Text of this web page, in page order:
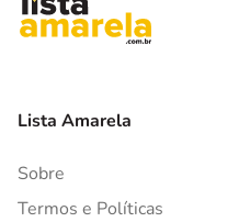
Lista Amarela
Sobre
Termos e Políticas